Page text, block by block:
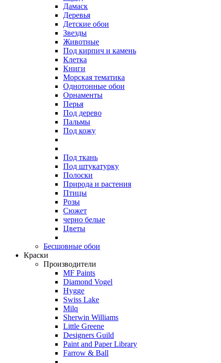
Дамаск
Деревья
Детские обои
Звезды
Животные
Под кирпич и камень
Клетка
Книги
Морская тематика
Однотонные обои
Орнаменты
Перья
Под дерево
Пальмы
Под кожу
Под ткань
Под штукатурку
Полоски
Природа и растения
Птицы
Розы
Сюжет
черно белые
Цветы
Бесшовные обои
Краски
Производители
MF Paints
Diamond Vogel
Hygge
Swiss Lake
Milq
Sherwin Williams
Little Greene
Designers Guild
Paint and Paper Library
Farrow & Ball